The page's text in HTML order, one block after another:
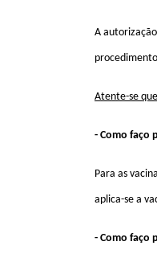
A
Atente-se
- Como faço
Para as
aplica-se a
- Como faço